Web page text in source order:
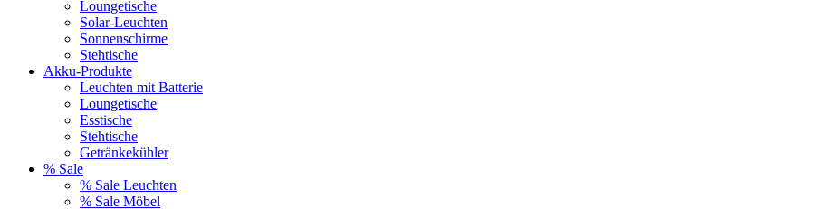
Loungetische
Solar-Leuchten
Sonnenschirme
Stehtische
Akku-Produkte
Leuchten mit Batterie
Loungetische
Esstische
Stehtische
Getränkekühler
% Sale
% Sale Leuchten
% Sale Möbel